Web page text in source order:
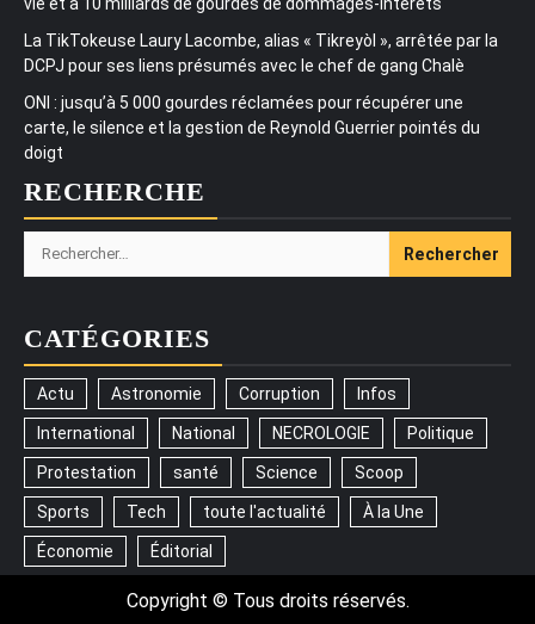
La TikTokeuse Laury Lacombe, alias « Tikreyòl », arrêtée par la
DCPJ pour ses liens présumés avec le chef de gang Chalè
ONI : jusqu’à 5 000 gourdes réclamées pour récupérer une
carte, le silence et la gestion de Reynold Guerrier pointés du
doigt
RECHERCHE
Rechercher :
CATÉGORIES
Actu Astronomie Corruption Infos
International National NECROLOGIE Politique
Protestation santé Science Scoop
Sports Tech toute l'actualité À la Une
Économie Éditorial
Copyright © Tous droits réservés.